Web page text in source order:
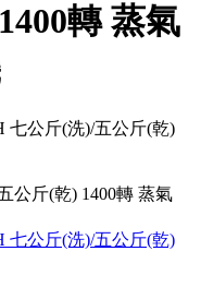
轉 蒸氣
公斤(乾) 1400轉 蒸氣